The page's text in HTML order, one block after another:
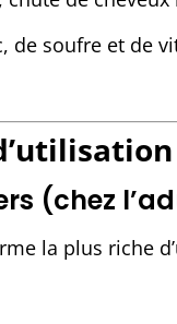
de soufre et de
(chez
la plus riche